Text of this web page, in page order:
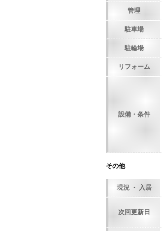
管理
駐車場
駐輪場
リフォーム
設備・条件
その他
現況 ・ 入居
次回更新日